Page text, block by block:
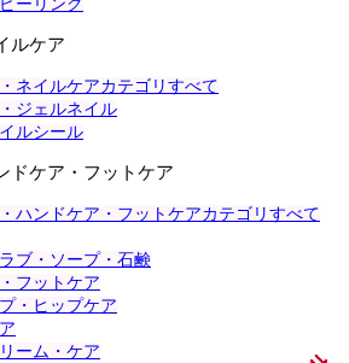
ーリング
ルケア
ネイルケアカテゴリすべて
ジェルネイル
ルシール
ドケア・フットケア
ハンドケア・フットケアカテゴリすべて
ブ・ソープ・石鹸
フットケア
・ヒップケア
ーム・ケア